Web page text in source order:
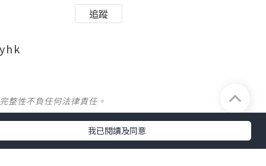
我已閱讀及同意
追蹤
整性不負任何法律責任。